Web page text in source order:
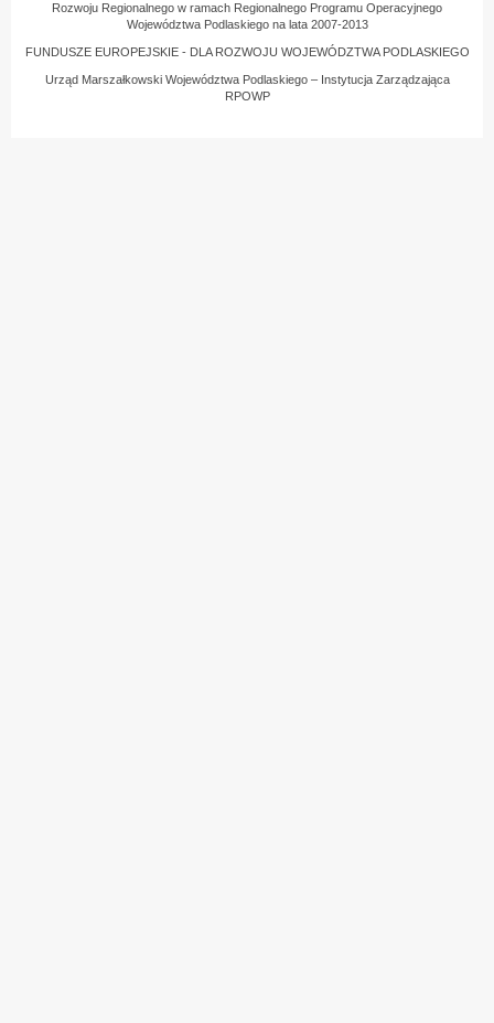
Rozwoju Regionalnego w ramach Regionalnego Programu Operacyjnego
Województwa Podlaskiego na lata 2007-2013
FUNDUSZE EUROPEJSKIE - DLA ROZWOJU WOJEWÓDZTWA PODLASKIEGO
Urząd Marszałkowski Województwa Podlaskiego – Instytucja Zarządzająca
RPOWP